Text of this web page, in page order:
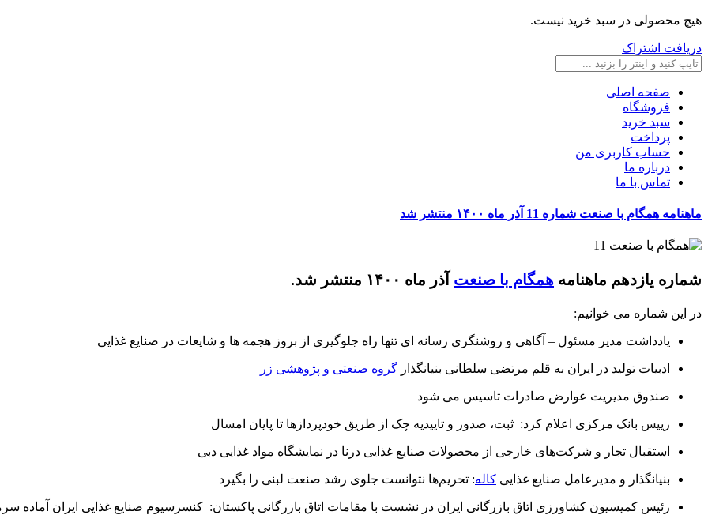
هیچ محصولی در سبد خرید نیست.
دریافت اشتراک
صفحه اصلی
فروشگاه
سبد خرید
پرداخت
حساب کاربری من
درباره ما
تماس با ما
ماهنامه همگام با صنعت شماره 11 آذر ماه ۱۴۰۰ منتشر شد
شماره یازدهم ماهنامه همگام با صنعت آذر ماه ۱۴۰۰ منتشر شد.
در این شماره می خوانیم:
یادداشت مدیر مسئول – آگاهی و روشنگری رسانه ای تنها راه جلوگیری از بروز هجمه ها و شایعات در صنایع غذایی
ادبیات تولید در ایران به قلم مرتضی سلطانی بنیانگذار گروه صنعتی و پژوهشی زر
صندوق مدیریت عوارض صادرات تاسیس می شود
رییس بانک مرکزی اعلام کرد: ثبت، صدور و تاییدیه چک از طریق خودپردازها تا پایان امسال
استقبال تجار و شرکت‌های خارجی از محصولات صنایع غذایی درنا در نمایشگاه مواد غذایی دبی
بنیانگذار و مدیرعامل صنایع غذایی کاله: تحریم‌ها نتوانست جلوی رشد صنعت لبنی را بگیرد
رئیس کمیسیون کشاورزی اتاق بازرگانی ایران در نشست با مقامات اتاق بازرگانی پاکستان: کنسرسیوم صنایع غذایی ایران آماده